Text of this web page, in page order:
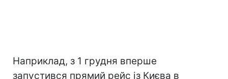
Наприклад, з 1 грудня вперше
запустився прямий рейс із Києва в